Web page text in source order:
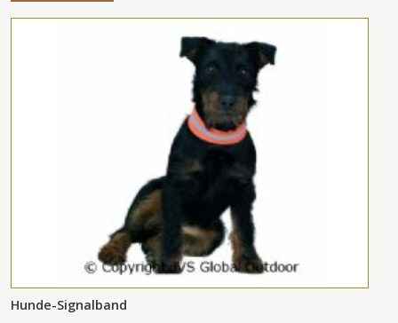
Hunde-Signalband